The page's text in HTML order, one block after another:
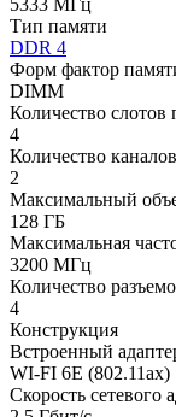
5333 МГц
Тип памяти
DDR 4
Форм фактор
DIMM
Количество слотов
4
Количество
2
Максимальный
128 ГБ
Максимальная
3200 МГц
Количество
4
Конструкция
Встроенный
WI-FI 6E (802.11ax)
Скорость сетевого